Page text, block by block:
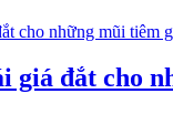
giá đắt cho